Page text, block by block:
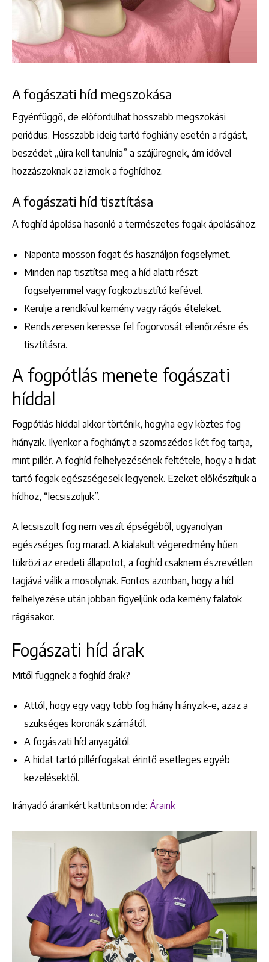
+36 1 222 7250
+36 1 222 9150
A fogászati híd megszokása
Egyénfüggő, de előfordulhat hosszabb megszokási
periódus. Hosszabb ideig tartó foghiány esetén a rágást,
beszédet „újra kell tanulnia” a szájüregnek, ám idővel
hozzászoknak az izmok a foghídhoz.
A fogászati híd tisztítása
A foghíd ápolása hasonló a természetes fogak ápolásához.
Naponta mosson fogat és használjon fogselymet.
Minden nap tisztítsa meg a híd alatti részt
fogselyemmel vagy fogköztisztító kefével.
Kerülje a rendkívül kemény vagy rágós ételeket.
Rendszeresen keresse fel fogorvosát ellenőrzésre és
tisztításra.
A fogpótlás menete fogászati
híddal
Fogpótlás híddal akkor történik, hogyha egy köztes fog
hiányzik. Ilyenkor a foghiányt a szomszédos két fog tartja,
mint pillér. A foghíd felhelyezésének feltétele, hogy a hidat
tartó fogak egészségesek legyenek. Ezeket előkészítjük a
hídhoz, “lecsiszoljuk”.
A lecsiszolt fog nem veszít épségéből, ugyanolyan
egészséges fog marad. A kialakult végeredmény hűen
tükrözi az eredeti állapotot, a foghíd csaknem észrevétlen
tagjává válik a mosolynak. Fontos azonban, hogy a híd
felhelyezése után jobban figyeljünk oda kemény falatok
rágásakor.
Fogászati híd árak
Mitől függnek a foghíd árak?
Attól, hogy egy vagy több fog hiány hiányzik-e, azaz a
szükséges koronák számától.
A fogászati híd anyagától.
A hidat tartó pillérfogakat érintő esetleges egyéb
kezelésektől.
Irányadó árainkért kattintson ide: Áraink